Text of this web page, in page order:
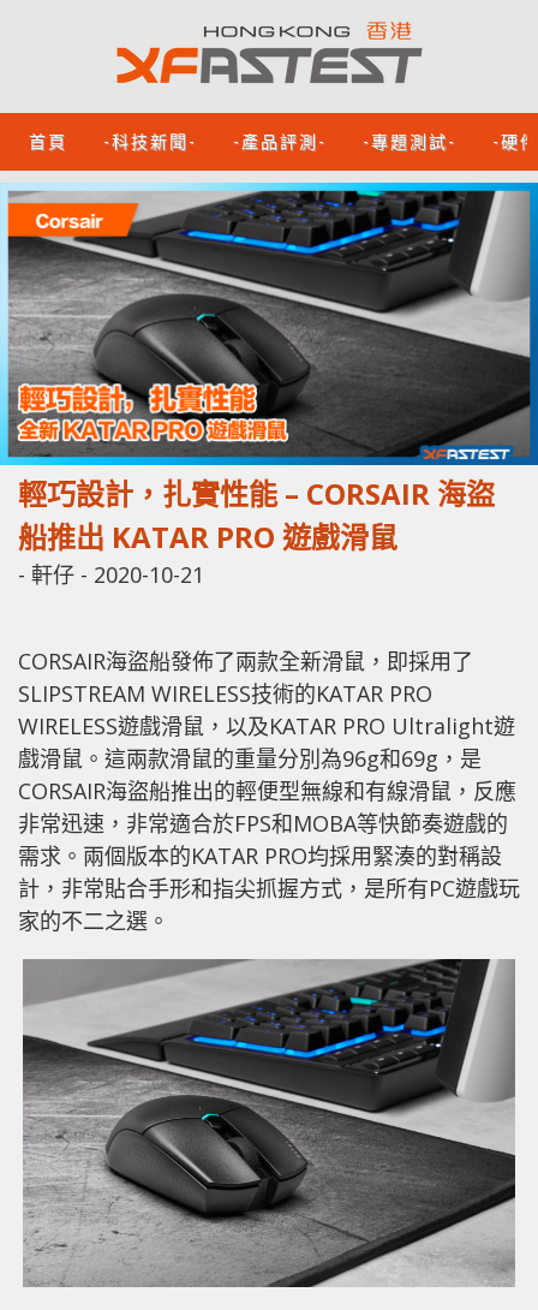
首頁 -科技新聞- -產品評測- -專題測試- -硬
輕巧設計，扎實性能 – CORSAIR 海盜
船推出 KATAR PRO 遊戲滑鼠
- 軒仔 - 2020-10-21
CORSAIR海盜船發佈了兩款全新滑鼠，即採用了
SLIPSTREAM WIRELESS技術的KATAR PRO
WIRELESS遊戲滑鼠，以及KATAR PRO Ultralight遊
戲滑鼠。這兩款滑鼠的重量分別為96g和69g，是
CORSAIR海盜船推出的輕便型無線和有線滑鼠，反應
非常迅速，非常適合於FPS和MOBA等快節奏遊戲的
需求。兩個版本的KATAR PRO均採用緊湊的對稱設
計，非常貼合手形和指尖抓握方式，是所有PC遊戲玩
家的不二之選。